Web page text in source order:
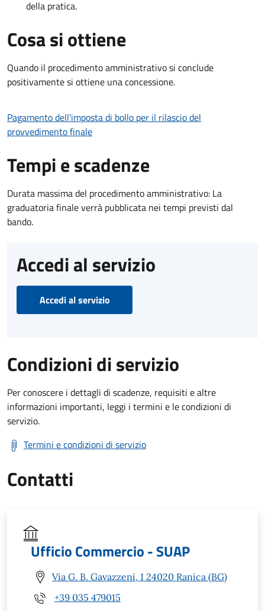
della pratica.
Cosa si ottiene
Quando il procedimento amministrativo si conclude
positivamente si ottiene una concessione.
Pagamento dell'imposta di bollo per il rilascio del
provvedimento finale
Tempi e scadenze
Durata massima del procedimento amministrativo: La
graduatoria finale verrà pubblicata nei tempi previsti dal
bando.
Accedi al servizio
Accedi al servizio
Condizioni di servizio
Per conoscere i dettagli di scadenze, requisiti e altre
informazioni importanti, leggi i termini e le condizioni di
servizio.
Termini e condizioni di servizio
Contatti
Ufficio Commercio - SUAP
Via G. B. Gavazzeni, 1 24020 Ranica (BG)
+39 035 479015